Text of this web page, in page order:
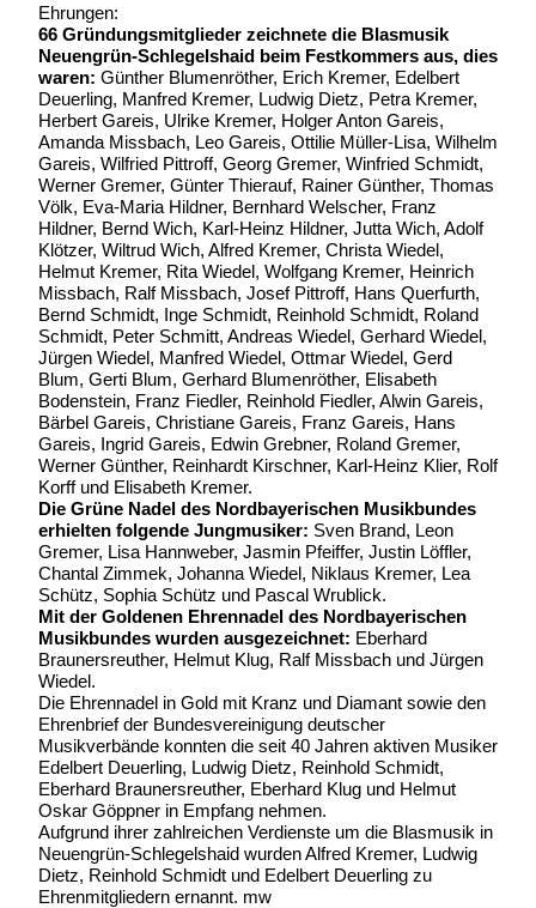
Ehrungen:
66 Gründungsmitglieder zeichnete die Blasmusik
Neuengrün-Schlegelshaid beim Festkommers aus, dies
waren: Günther Blumenröther, Erich Kremer, Edelbert
Deuerling, Manfred Kremer, Ludwig Dietz, Petra Kremer,
Herbert Gareis, Ulrike Kremer, Holger Anton Gareis,
Amanda Missbach, Leo Gareis, Ottilie Müller-Lisa, Wilhelm
Gareis, Wilfried Pittroff, Georg Gremer, Winfried Schmidt,
Werner Gremer, Günter Thierauf, Rainer Günther, Thomas
Völk, Eva-Maria Hildner, Bernhard Welscher, Franz
Hildner, Bernd Wich, Karl-Heinz Hildner, Jutta Wich, Adolf
Klötzer, Wiltrud Wich, Alfred Kremer, Christa Wiedel,
Helmut Kremer, Rita Wiedel, Wolfgang Kremer, Heinrich
Missbach, Ralf Missbach, Josef Pittroff, Hans Querfurth,
Bernd Schmidt, Inge Schmidt, Reinhold Schmidt, Roland
Schmidt, Peter Schmitt, Andreas Wiedel, Gerhard Wiedel,
Jürgen Wiedel, Manfred Wiedel, Ottmar Wiedel, Gerd
Blum, Gerti Blum, Gerhard Blumenröther, Elisabeth
Bodenstein, Franz Fiedler, Reinhold Fiedler, Alwin Gareis,
Bärbel Gareis, Christiane Gareis, Franz Gareis, Hans
Gareis, Ingrid Gareis, Edwin Grebner, Roland Gremer,
Werner Günther, Reinhardt Kirschner, Karl-Heinz Klier, Rolf
Korff und Elisabeth Kremer.
Die Grüne Nadel des Nordbayerischen Musikbundes
erhielten folgende Jungmusiker: Sven Brand, Leon
Gremer, Lisa Hannweber, Jasmin Pfeiffer, Justin Löffler,
Chantal Zimmek, Johanna Wiedel, Niklaus Kremer, Lea
Schütz, Sophia Schütz und Pascal Wrublick.
Mit der Goldenen Ehrennadel des Nordbayerischen
Musikbundes wurden ausgezeichnet: Eberhard
Braunersreuther, Helmut Klug, Ralf Missbach und Jürgen
Wiedel.
Die Ehrennadel in Gold mit Kranz und Diamant sowie den
Ehrenbrief der Bundesvereinigung deutscher
Musikverbände konnten die seit 40 Jahren aktiven Musiker
Edelbert Deuerling, Ludwig Dietz, Reinhold Schmidt,
Eberhard Braunersreuther, Eberhard Klug und Helmut
Oskar Göppner in Empfang nehmen.
Aufgrund ihrer zahlreichen Verdienste um die Blasmusik in
Neuengrün-Schlegelshaid wurden Alfred Kremer, Ludwig
Dietz, Reinhold Schmidt und Edelbert Deuerling zu
Ehrenmitgliedern ernannt. mw